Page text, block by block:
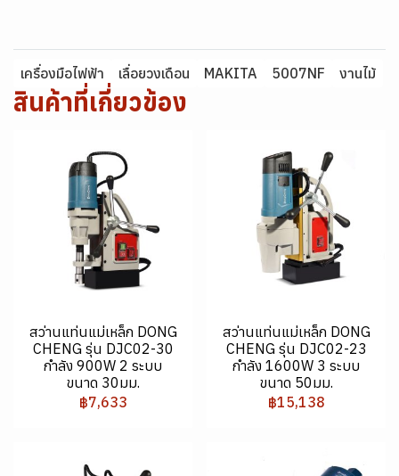
เครื่องมือไฟฟ้า เลื่อยวงเดือน MAKITA 5007NF งานไม้
สินค้าที่เกี่ยวข้อง
สว่านแท่นแม่เหล็ก DONG
CHENG รุ่น DJC02-30
กำลัง 900W 2 ระบบ
ขนาด 30มม.
฿7,633
สว่านแท่นแม่เหล็ก DONG
CHENG รุ่น DJC02-23
กำลัง 1600W 3 ระบบ
ขนาด 50มม.
฿15,138